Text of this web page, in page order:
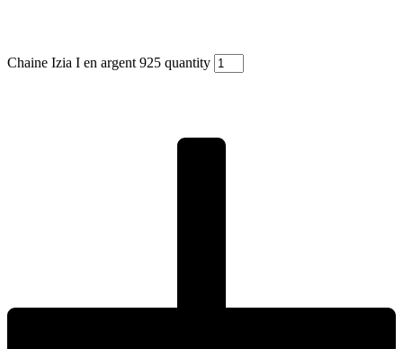
Chaine Izia I en argent 925 quantity